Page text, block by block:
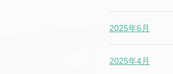
2025年6月
2025年4月